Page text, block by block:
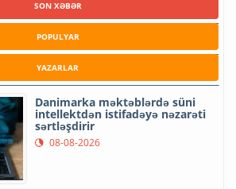
SON XƏBƏR
POPULYAR
YAZARLAR
Danimarka məktəblərdə süni
intellektdən istifadəyə nəzarəti
sərtləşdirir
08-08-2026